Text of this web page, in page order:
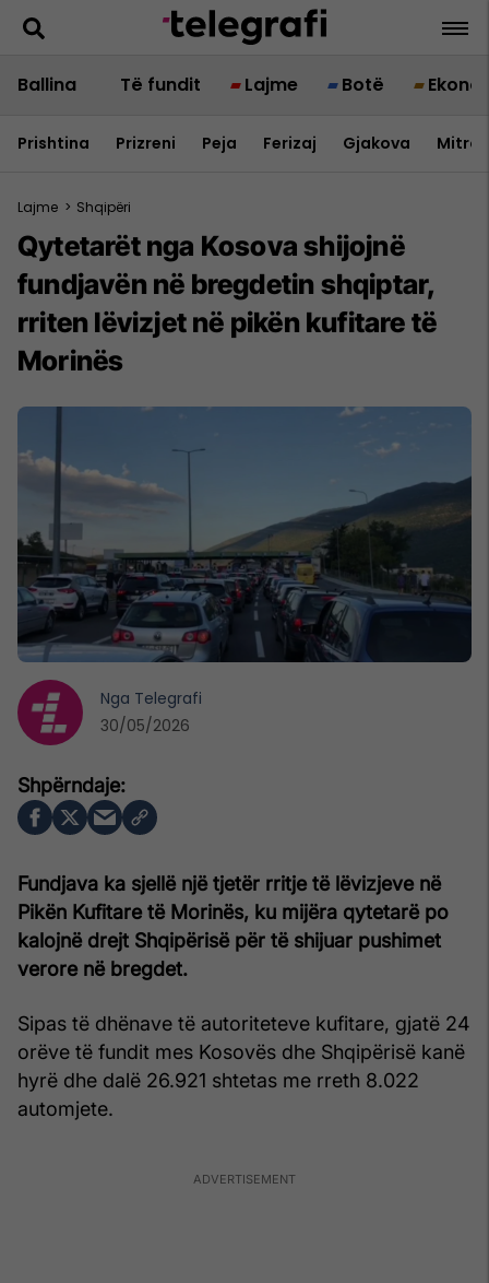
Ballina Të fundit Lajme Botë
Prishtina Prizreni Peja Ferizaj Gjakova
Lajme > Shqipëri
Qytetarët nga Kosova shijojnë
fundjavën në bregdetin shqiptar,
rriten lëvizjet në pikën kufitare të
Morinës
Fundjava ka sjellë një tjetër rritje të lëvizjeve në
Pikën Kufitare të Morinës, ku mijëra qytetarë po
kalojnë drejt Shqipërisë për të shijuar pushimet
verore në bregdet.
Sipas të dhënave të autoriteteve kufitare, gjatë 24
orëve të fundit mes Kosovës dhe Shqipërisë kanë
hyrë dhe dalë 26.921 shtetas me rreth 8.022
automjete.
Nga Telegrafi
30/05/2026